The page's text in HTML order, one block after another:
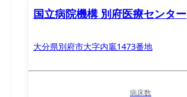
国立病院機構 別府医療センター
大分県別府市大字内竈1473番地
病床数